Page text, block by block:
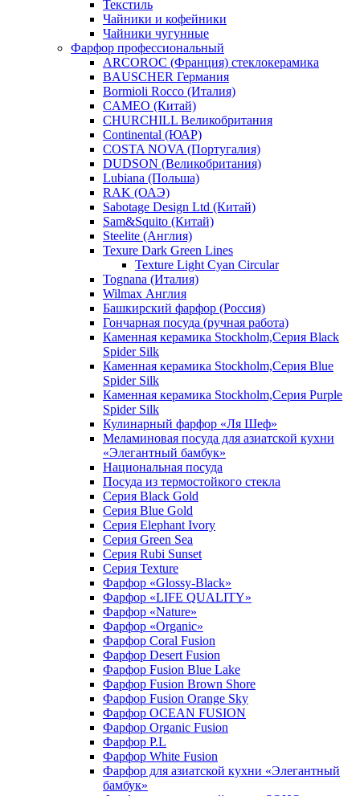
Текстиль
Чайники и кофейники
Чайники чугунные
Фарфор профессиональный
ARCOROC (Франция) стеклокерамика
BAUSCHER Германия
Bormioli Rocco (Италия)
CAMEO (Китай)
CHURCHILL Великобритания
Continental (ЮАР)
COSTA NOVA (Португалия)
DUDSON (Великобритания)
Lubiana (Польша)
RAK (ОАЭ)
Sabotage Design Ltd (Китай)
Sam&Squito (Китай)
Steelite (Англия)
Texure Dark Green Lines
Texture Light Cyan Circular
Tognana (Италия)
Wilmax Англия
Башкирский фарфор (Россия)
Гончарная посуда (ручная работа)
Каменная керамика Stockholm,Серия Black
Spider Silk
Каменная керамика Stockholm,Серия Blue
Spider Silk
Каменная керамика Stockholm,Серия Purple
Spider Silk
Кулинарный фарфор «Ля Шеф»
Меламиновая посуда для азиатской кухни
«Элегантный бамбук»
Национальная посуда
Посуда из термостойкого стекла
Серия Black Gold
Серия Blue Gold
Серия Elephant Ivory
Серия Green Sea
Серия Rubi Sunset
Серия Texture
Фарфор «Glossy-Black»
Фарфор «LIFE QUALITY»
Фарфор «Nature»
Фарфор «Organic»
Фарфор Coral Fusion
Фарфор Desert Fusion
Фарфор Fusion Blue Lake
Фарфор Fusion Brown Shore
Фарфор Fusion Orange Sky
Фарфор OCEAN FUSION
Фарфор Organic Fusion
Фарфор P.L
Фарфор White Fusion
Фарфор для азиатской кухни «Элегантный
бамбук»